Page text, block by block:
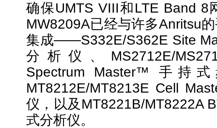
确保UMTS VIII和LTE Band 8
MW8209A已经与许多Anritsu
集成——S332E/S362E Site
分析仪、MS2712E/
Spectrum Master™ 手持
MT8212E/MT8213E Cell
仪，以及MT8221B/MT8222A
式分析仪。